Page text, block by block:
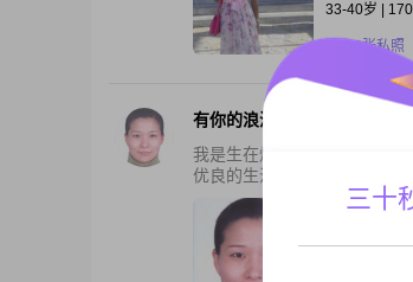
33-40岁 |
还有2张私照
有你的浪漫
我是生在烟台长在湘江的女
优良的生活习惯。当然也希望
53岁 |
寻找异性：
三十